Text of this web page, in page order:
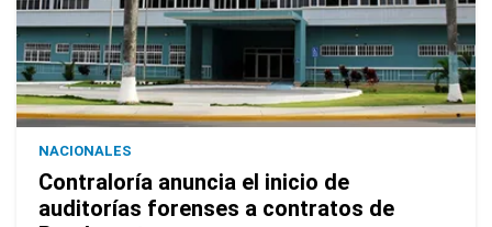
NACIONALES
Contraloría anuncia el inicio de
auditorías forenses a contratos de